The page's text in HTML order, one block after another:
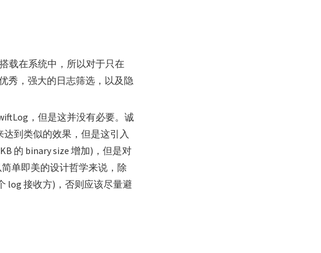
载在系统中，所以对于只在
秀，强大的日志筛选，以及隐
，但是这并没有必要。诚
达到类似的效果，但是这引入
的 binary size 增加)，但是对
单即美的设计哲学来说，除
log 接收方)，否则应该尽量避